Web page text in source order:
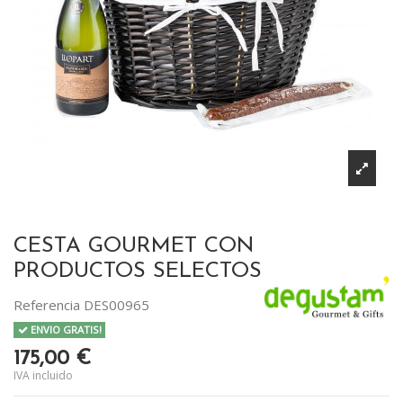
CESTA GOURMET CON
PRODUCTOS SELECTOS
Referencia DES00965
ENVIO GRATIS!
175,00 €
IVA incluido